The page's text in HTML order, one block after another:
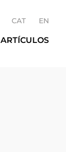
CAT EN
ARTÍCULOS